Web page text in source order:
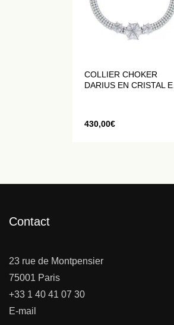
COLLIER CHOKER
DARIUS EN CRISTAL ET
430,00€
Contact
23 rue de Montpensier
75001 Paris
+33 1 40 41 07 30
E-mail